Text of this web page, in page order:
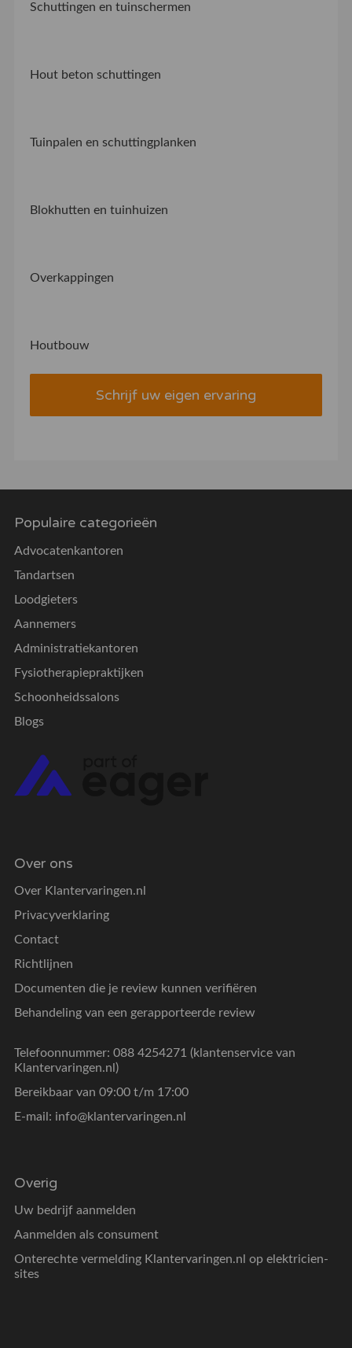
Schuttingen en tuinschermen
Hout beton schuttingen
Tuinpalen en schuttingplanken
Blokhutten en tuinhuizen
Overkappingen
Houtbouw
Schrijf uw eigen ervaring
Populaire categorieën
Advocatenkantoren
Tandartsen
Loodgieters
Aannemers
Administratiekantoren
Fysiotherapiepraktijken
Schoonheidssalons
Blogs
Over ons
Over Klantervaringen.nl
Privacyverklaring
Contact
Richtlijnen
Documenten die je review kunnen verifiëren
Behandeling van een gerapporteerde review
Telefoonnummer: 088 4254271 (klantenservice van
Klantervaringen.nl)
Bereikbaar van 09:00 t/m 17:00
E-mail: info@klantervaringen.nl
Overig
Uw bedrijf aanmelden
Aanmelden als consument
Onterechte vermelding Klantervaringen.nl op elektricien-
sites